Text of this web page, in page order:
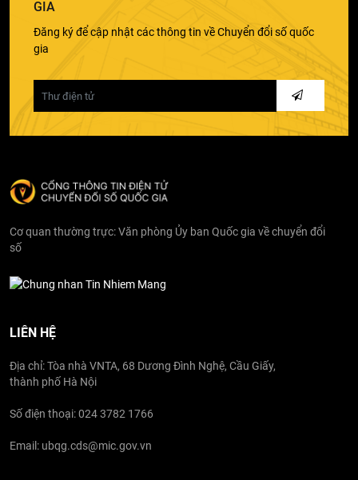
GIA
Đăng ký để cập nhật các thông tin về Chuyển đổi số quốc
gia
Cơ quan thường trực: Văn phòng Ủy ban Quốc gia về chuyển đổi
số
LIÊN HỆ
Địa chỉ: Tòa nhà VNTA, 68 Dương Đình Nghệ, Cầu Giấy,
thành phố Hà Nội
Số điện thoại: 024 3782 1766
Email: ubqg.cds@mic.gov.vn